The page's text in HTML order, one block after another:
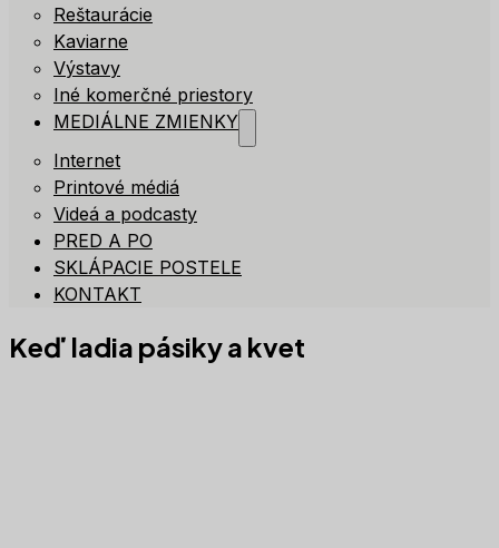
Reštaurácie
Kaviarne
Výstavy
Iné komerčné priestory
MEDIÁLNE ZMIENKY
Internet
Printové médiá
Videá a podcasty
PRED A PO
SKLÁPACIE POSTELE
KONTAKT
Keď ladia pásiky a kvet